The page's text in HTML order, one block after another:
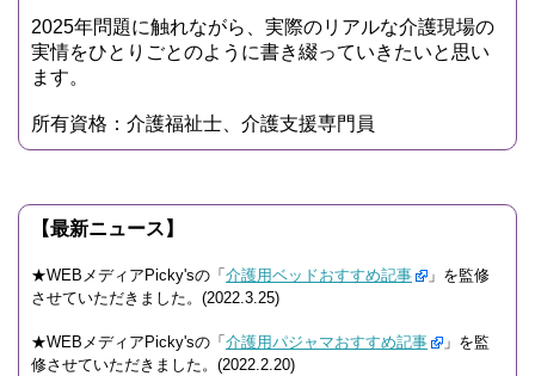
2025年問題に触れながら、実際のリアルな介護現場の
実情をひとりごとのように書き綴っていきたいと思い
ます。
所有資格：介護福祉士、介護支援専門員
【最新ニュース】
★WEBメディアPicky'sの「 介護用ベッドおすすめ記事
」を監修
させていただきました。(2022.3.25)
★WEBメディアPicky'sの「 介護用パジャマおすすめ記事
」を監
修させていただきました。(2022.2.20)